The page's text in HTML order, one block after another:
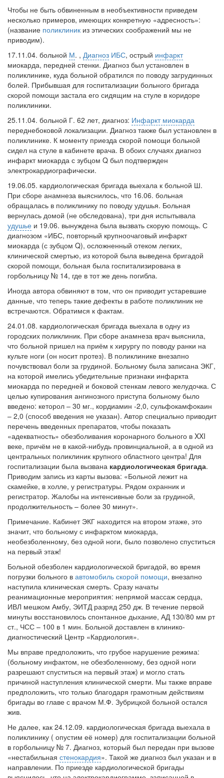
Чтобы не быть обвиненным в необъективности приведем
несколько примеров, имеющих конкретную «адресность»:
(название поликлиник из этических соображений мы не
приводим).
17.11.04. больной М. , Диагноз ИБС, острый инфаркт
миокарда, передней стенки. Диагноз был установлен в
поликлинике, куда больной обратился по поводу загрудинных
болей. Прибывшая для госпитализации больного бригада
скорой помощи застала его сидящим на стуле в коридоре
поликлиники.
25.11.04. больной Г. 62 лет, диагноз: Инфаркт миокарда
переднебоковой локализации. Диагноз также был установлен в
поликлинике. К моменту приезда скорой помощи больной
сидел на стуле в кабинете врача. В обоих случаях диагноз
инфаркт миокарда с зубцом Q был подтвержден
электрокардиографически.
19.06.05. кардиологическая бригада выехала к больной Ш.
При сборе анамнеза выяснилось, что 16.06. больная
обращалась в поликлинику по поводу удушья. Больная
вернулась домой (не обследована), три дня испытывала
удушье и 19.06. вынуждена была вызвать скорую помощь. С
диагнозом «ИБС, повторный крупноочаговый инфаркт
миокарда (с зубцом Q), осложненный отеком легких,
клинической смертью, из которой была выведена бригадой
скорой помощи, больная была госпитализирована в
горбольницу № 14, где в тот же день погибла.
Иногда автора обвиняют в том, что он приводит устаревшие
данные, что теперь такие дефекты в работе поликлиник не
встречаются. Обратимся к фактам.
24.01.08. кардиологическая бригада выехала в одну из
городских поликлиник. При сборе анамнеза врач выяснила,
что больной пришел на приём к хирургу по поводу ранки на
культе ноги (он носит протез). В поликлинике внезапно
почувствовал боли за грудиной. Больному была записана ЭКГ,
на которой имелись убедительные признаки инфаркта
миокарда по передней и боковой стенкам левого желудочка. С
целью купирования ангинозного приступа больному было
введено: кеторол – 30 мг., кордиамин -2,0, сульфокамфокаин
– 2,0 (способ введения не указан). Автор специально приводит
перечень введенных препаратов, чтобы показать
«адекватность» обезболивания коронарного больного в XXI
веке, причём не в какой-нибудь провинциальной, а в одной из
центральных поликлиник крупного областного центра! Для
госпитализации была вызвана кардиологическая бригада.
Приводим запись из карты вызова: «Больной лежит на
скамейке, в холле, у регистратуры. Рядом охранник и
регистратор. Жалобы на интенсивные боли за грудиной,
продолжительность – более 30 минут».
Примечание. Кабинет ЭКГ находится на втором этаже, это
значит, что больному с инфарктом миокарда,
необезболенному, без одной ноги, было позволено спуститься
на первый этаж!
Больной обезболен кардиологической бригадой, во время
погрузки больного в автомобиль скорой помощи, внезапно
наступила клиническая смерть. Сразу начаты
реанимационные мероприятия: непрямой массаж сердца,
ИВЛ мешком Амбу, ЭИТД разряд 250 дж. В течение первой
минуты восстановилось спонтанное дыхание, АД 130/80 мм рт
ст., ЧСС – 100 в 1 мин. Больной доставлен в клинико-
диагностический Центр «Кардиология».
Мы вправе предположить, что грубое нарушение режима:
(больному инфактом, не обезболенному, без одной ноги
разрешают спуститься на первый этаж) и могло стать
причиной наступления клинической смерти. Мы также вправе
предположить, что только благодаря грамотным действиям
бригады во главе с врачом М.Ф. Зубрицкой больной остался
жив.
Не далее, как 24.12.09. кардиологическая бригада выехала в
поликлинику ( опустим её номер) для госпитализации больной
в горбольницу № 7. Диагноз, который был передан при вызове
«нестабильная стенокардия». Такой же диагноз был указан и в
направлении. По приезде кардиологической бригады